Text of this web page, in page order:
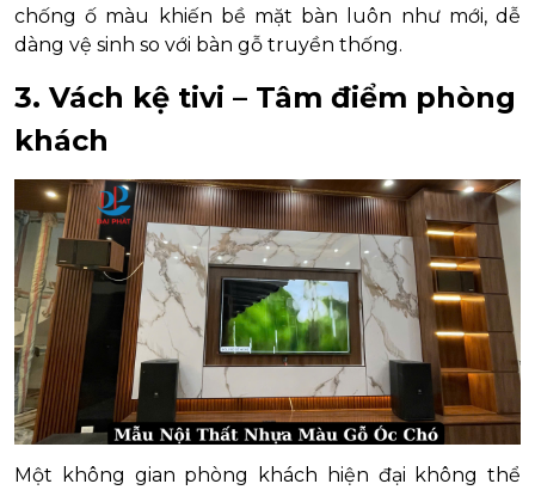
chống ố màu khiến bề mặt bàn luôn như mới, dễ
dàng vệ sinh so với bàn gỗ truyền thống.
3. Vách kệ tivi – Tâm điểm phòng
khách
Một không gian phòng khách hiện đại không thể